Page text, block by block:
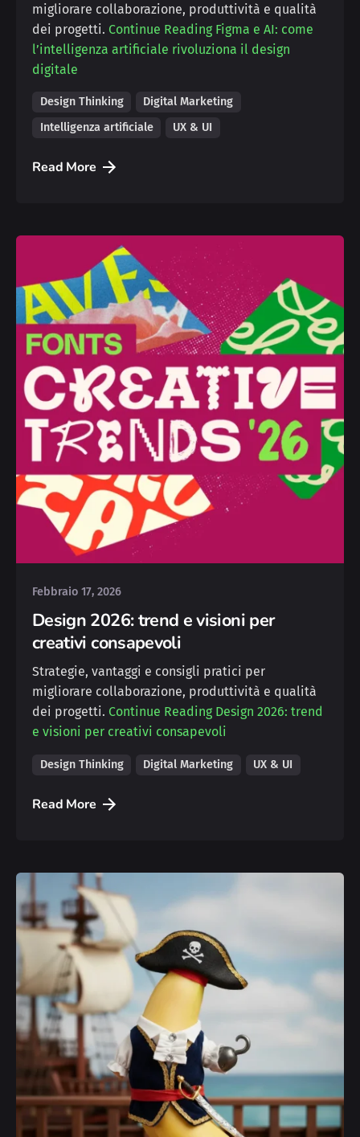
migliorare collaborazione, produttività e qualità
dei progetti. Continue ReadingFigma e AI: come
l’intelligenza artificiale rivoluziona il design
digitale
Design Thinking
Digital Marketing
Intelligenza artificiale
UX & UI
Read More
Posted by
Silvia
Febbraio 17, 2026
Design 2026: trend e visioni per
creativi consapevoli
Strategie, vantaggi e consigli pratici per
migliorare collaborazione, produttività e qualità
dei progetti. Continue ReadingDesign 2026: trend
e visioni per creativi consapevoli
Design Thinking Digital Marketing UX & UI
Read More